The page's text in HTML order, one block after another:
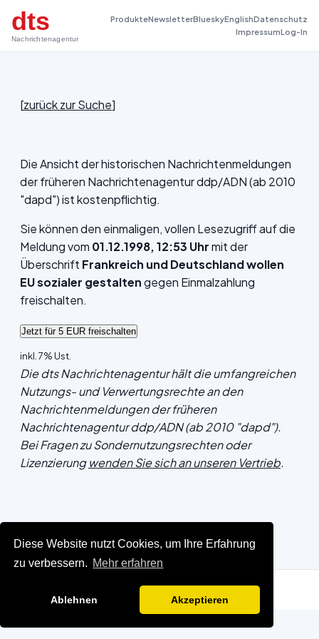
Diese Website nutzt Cookies, um Ihre Erfahrung
zu verbessern. Mehr erfahren
Ablehnen Akzeptieren
dts
Nachrichtenagentur
ProdukteNewsletterBlueskyEnglishDatenschutz
ImpressumLog-In
[zurück zur Suche]
Die Ansicht der historischen Nachrichtenmeldungen
der früheren Nachrichtenagentur ddp/ADN (ab 2010
"dapd") ist kostenpflichtig.
Sie können den einmaligen, vollen Lesezugriff auf die
Meldung vom 01.12.1998, 12:53 Uhrmit der
Überschrift Frankreich und Deutschland wollen
EU sozialer gestaltengegen Einmalzahlung
freischalten.
inkl. 7% Ust.
Die dts Nachrichtenagentur hält die umfangreichen
Nutzungs- und Verwertungsrechte an den
Nachrichtenmeldungen der früheren
Nachrichtenagentur ddp/ADN (ab 2010 "dapd").
Bei Fragen zu Sondernutzungsrechten oder
Lizenzierungwenden Sie sich an unseren Vertrieb.